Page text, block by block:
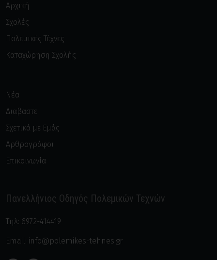
Αρχική
Σχολές
Πολεμικές Τέχνες
Καταχώρηση Σχολής
Νέα
Διαβάστε
Σχετικά με Εμάς
Αρθρογράφοι
Επικοινωνία
Πανελλήνιος Οδηγός Πολεμικών Τεχνών
Τηλ: 6972-414419
Email: info@polemikes-tehnes.gr